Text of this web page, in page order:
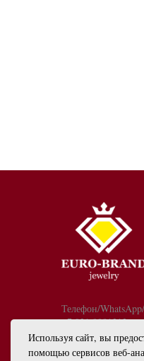
Используя сайт, вы
помощью сервисов веб-
Телефон/
+7 921 9081213
График работы: с
info@euro-brand.ru